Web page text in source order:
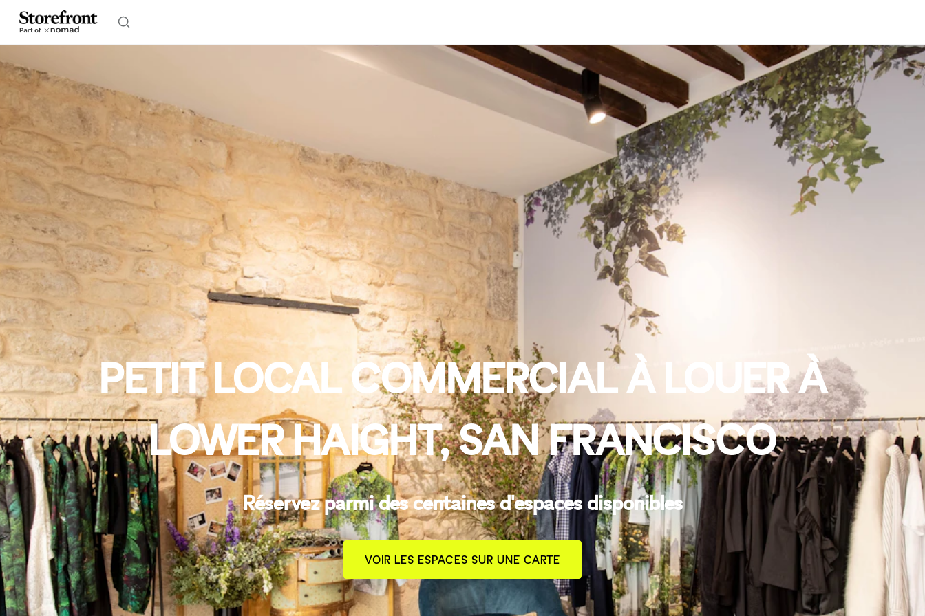
PETIT LOCAL COMMERCIAL À LOUER À
LOWER HAIGHT, SAN FRANCISCO
Réservez parmi des centaines d'espaces disponibles
VOIR LES ESPACES SUR UNE CARTE